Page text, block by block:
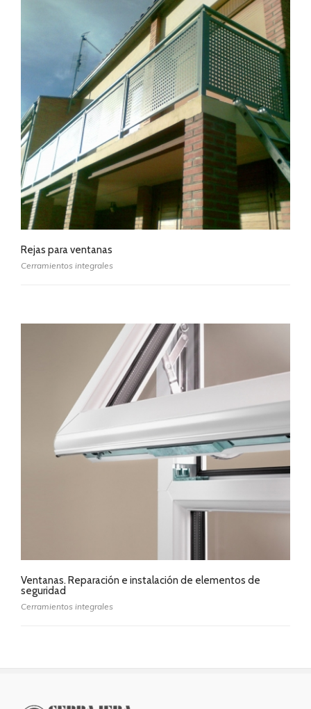
Rejas para ventanas
Cerramientos integrales
Ventanas. Reparación e instalación de elementos de
seguridad
Cerramientos integrales